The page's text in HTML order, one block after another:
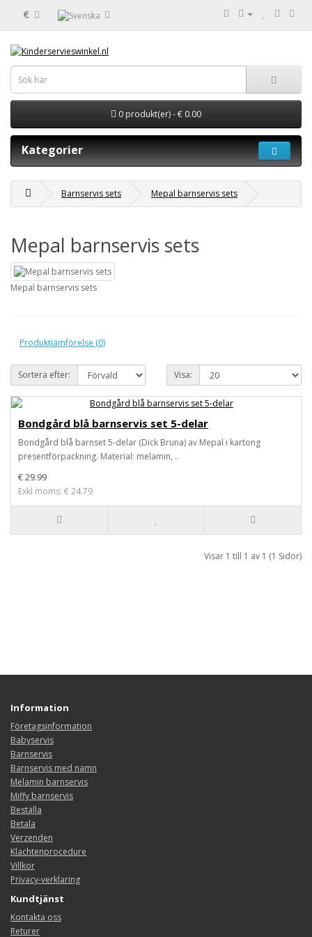
€
0 produkt(er) - € 0.00
Kategorier
Barnservis sets Mepal barnservis sets
Mepal barnservis sets
Mepal barnservis sets
Produktjämförelse (0)
Sortera efter: Visa:
Bondgård blå barnservis set 5-delar
Bondgård blå barnset 5-delar (Dick Bruna) av Mepal i kartong
presentförpackning. Material: melamin, ..
€ 29.99
Exkl moms: € 24.79
Visar 1 till 1 av 1 (1 Sidor)
Information
Företagsinformation
Babyservis
Barnservis
Barnservis med namn
Melamin barnservis
Miffy barnservis
Beställa
Betala
Verzenden
Klachtenprocedure
Villkor
Privacy-verklaring
Kundtjänst
Kontakta oss
Returer